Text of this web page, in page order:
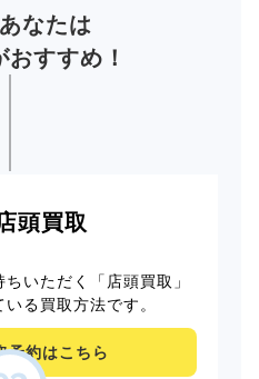
なたは
おすすめ！
頭買取
いただく「店頭買取」
る買取方法です。
予約はこちら